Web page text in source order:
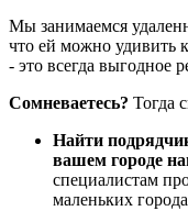
Мы занимаемся
что ей можно удивить
- это всегда выгодное
Сомневаетесь? Тогда
Найти
вашем городе
специалистам
маленьких